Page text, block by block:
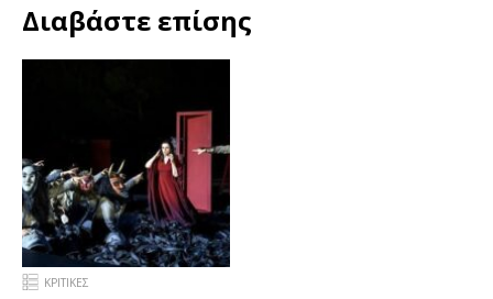
Διαβάστε επίσης
ΚΡΙΤΙΚΕΣ